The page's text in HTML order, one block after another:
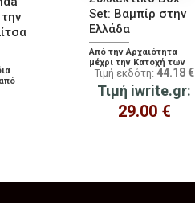
Set: Βαμπίρ στην
Ελλάδα
Από την Αρχαιότητα
μέχρι την Κατοχή των
Ναζί
Τιμή εκδότη: 44.18 €
Τιμή iwrite.gr:
29.00 €